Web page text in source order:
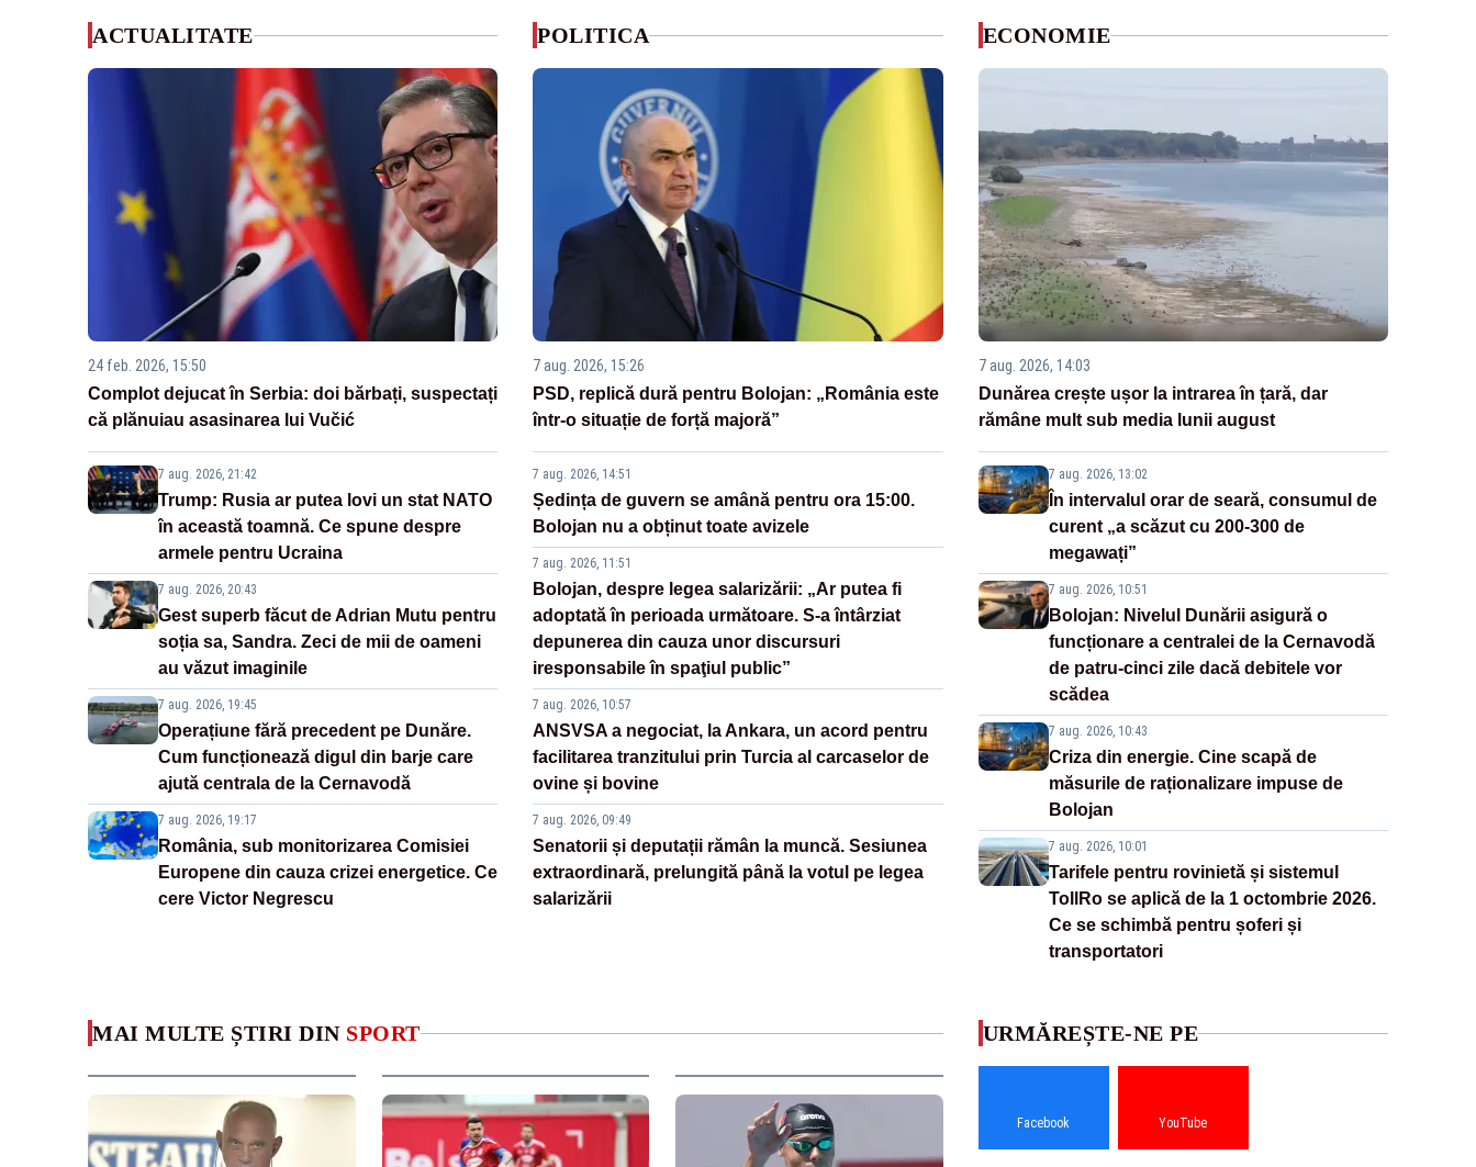
ACTUALITATE
24 feb. 2026, 15:50
Complot dejucat în Serbia: doi bărbați, suspectați
că plănuiau asasinarea lui Vučić
7 aug. 2026, 21:42
Trump: Rusia ar putea lovi un stat NATO
în această toamnă. Ce spune despre
armele pentru Ucraina
7 aug. 2026, 20:43
Gest superb făcut de Adrian Mutu pentru
soția sa, Sandra. Zeci de mii de oameni
au văzut imaginile
7 aug. 2026, 19:45
Operațiune fără precedent pe Dunăre.
Cum funcționează digul din barje care
ajută centrala de la Cernavodă
7 aug. 2026, 19:17
România, sub monitorizarea Comisiei
Europene din cauza crizei energetice. Ce
cere Victor Negrescu
POLITICA
7 aug. 2026, 15:26
PSD, replică dură pentru Bolojan: „România este
într-o situație de forță majoră”
7 aug. 2026, 14:51
Ședința de guvern se amână pentru ora 15:00.
Bolojan nu a obținut toate avizele
7 aug. 2026, 11:51
Bolojan, despre legea salarizării: „Ar putea fi
adoptată în perioada următoare. S-a întârziat
depunerea din cauza unor discursuri
iresponsabile în spaţiul public”
7 aug. 2026, 10:57
ANSVSA a negociat, la Ankara, un acord pentru
facilitarea tranzitului prin Turcia al carcaselor de
ovine și bovine
7 aug. 2026, 09:49
Senatorii și deputații rămân la muncă. Sesiunea
extraordinară, prelungită până la votul pe legea
salarizării
ECONOMIE
7 aug. 2026, 14:03
Dunărea crește ușor la intrarea în țară, dar
rămâne mult sub media lunii august
7 aug. 2026, 13:02
În intervalul orar de seară, consumul de
curent „a scăzut cu 200-300 de
megawați”
7 aug. 2026, 10:51
Bolojan: Nivelul Dunării asigură o
funcționare a centralei de la Cernavodă
de patru-cinci zile dacă debitele vor
scădea
7 aug. 2026, 10:43
Criza din energie. Cine scapă de
măsurile de raționalizare impuse de
Bolojan
7 aug. 2026, 10:01
Tarifele pentru rovinietă și sistemul
TollRo se aplică de la 1 octombrie 2026.
Ce se schimbă pentru șoferi și
transportatori
MAI MULTE ȘTIRI DIN SPORT URMĂREȘTE-NE PE
Facebook YouTube